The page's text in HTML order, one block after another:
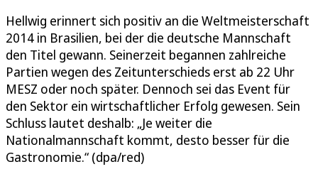
Hellwig erinnert sich positiv an die Weltmeisterschaft
2014 in Brasilien, bei der die deutsche Mannschaft
den Titel gewann. Seinerzeit begannen zahlreiche
Partien wegen des Zeitunterschieds erst ab 22 Uhr
MESZ oder noch später. Dennoch sei das Event für
den Sektor ein wirtschaftlicher Erfolg gewesen. Sein
Schluss lautet deshalb: „Je weiter die
Nationalmannschaft kommt, desto besser für die
Gastronomie.“ (dpa/red)